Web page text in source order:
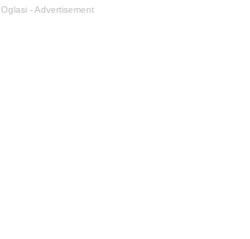
Oglasi - Advertisement